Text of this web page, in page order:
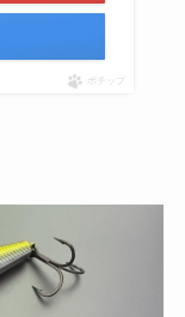
ポチップ